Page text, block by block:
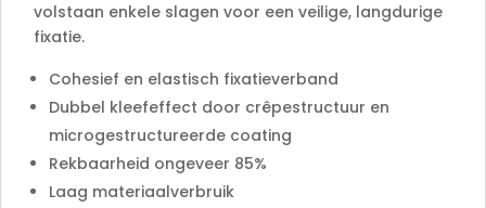
volstaan enkele slagen voor een veilige, langdurige
fixatie.
Cohesief en elastisch fixatieverband
Dubbel kleefeffect door crêpestructuur en
microgestructureerde coating
Rekbaarheid ongeveer 85%
Laag materiaalverbruik